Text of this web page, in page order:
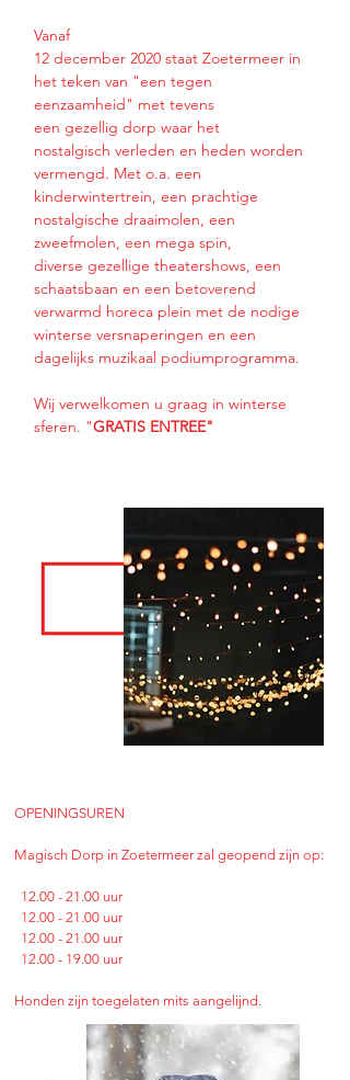
Vanaf
12 december 2020 staat Zoetermeer in
het teken van "een tegen
eenzaamheid" met tevens
een gezellig dorp waar het
nostalgisch verleden en heden worden
vermengd. Met o.a. een
kinderwintertrein, een prachtige
nostalgische draaimolen, een
zweefmolen, een mega spin,
diverse gezellige theatershows, een
schaatsbaan en een betoverend
verwarmd horeca plein met de nodige
winterse versnaperingen en een
dagelijks muzikaal podiumprogramma.
Wij verwelkomen u graag in winterse
sferen. "GRATIS ENTREE"
OPENINGSUREN
Magisch Dorp in Zoetermeer zal geopend zijn op:
12.00 - 21.00 uur
12.00 - 21.00 uur
12.00 - 21.00 uur
12.00 - 19.00 uur
Honden zijn toegelaten mits aangelijnd.